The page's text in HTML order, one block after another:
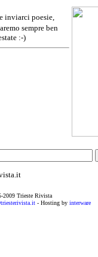
inviarci poesie,
sempre ben
:-)
-2009 Trieste Rivista
- Hosting by interware